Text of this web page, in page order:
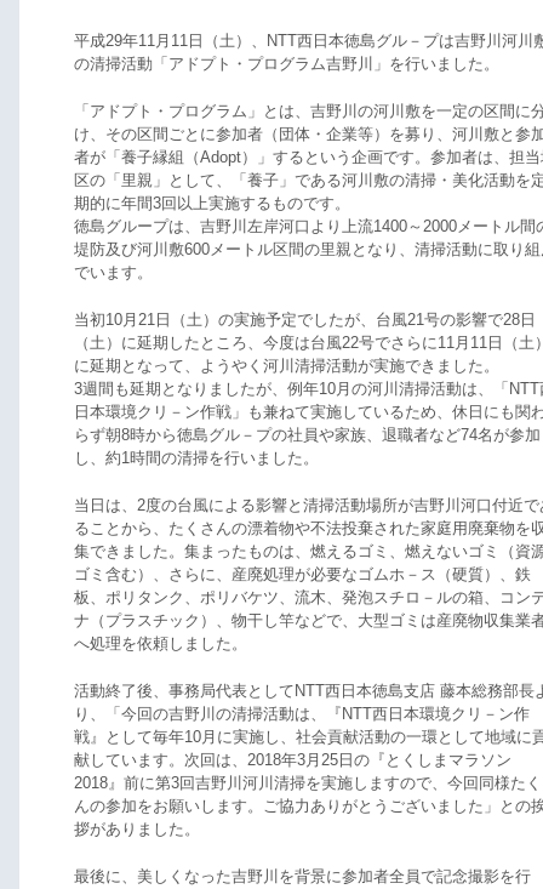
平成29年11月11日（土）、NTT西日本徳島グル－プは吉野川河川
の清掃活動「アドプト・プログラム吉野川」を行いました。
「アドプト・プログラム」とは、吉野川の河川敷を一定の区間に
け、その区間ごとに参加者（団体・企業等）を募り、河川敷と参
者が「養子縁組（Adopt）」するという企画です。参加者は、担
区の「里親」として、「養子」である河川敷の清掃・美化活動を
期的に年間3回以上実施するものです。
徳島グループは、吉野川左岸河口より上流1400～2000メートル間
堤防及び河川敷600メートル区間の里親となり、清掃活動に取り
でいます。
当初10月21日（土）の実施予定でしたが、台風21号の影響で28日
（土）に延期したところ、今度は台風22号でさらに11月11日（土
に延期となって、ようやく河川清掃活動が実施できました。
3週間も延期となりましたが、例年10月の河川清掃活動は、「NTT
日本環境クリ－ン作戦」も兼ねて実施しているため、休日にも関
らず朝8時から徳島グル－プの社員や家族、退職者など74名が参加
し、約1時間の清掃を行いました。
当日は、2度の台風による影響と清掃活動場所が吉野川河口付近で
ることから、たくさんの漂着物や不法投棄された家庭用廃棄物を
集できました。集まったものは、燃えるゴミ、燃えないゴミ（資
ゴミ含む）、さらに、産廃処理が必要なゴムホ－ス（硬質）、鉄
板、ポリタンク、ポリバケツ、流木、発泡スチロ－ルの箱、コン
ナ（プラスチック）、物干し竿などで、大型ゴミは産廃物収集業
へ処理を依頼しました。
活動終了後、事務局代表としてNTT西日本徳島支店 藤本総務部長
り、「今回の吉野川の清掃活動は、『NTT西日本環境クリ－ン作
戦』として毎年10月に実施し、社会貢献活動の一環として地域に
献しています。次回は、2018年3月25日の『とくしまマラソン
2018』前に第3回吉野川河川清掃を実施しますので、今回同様た
んの参加をお願いします。ご協力ありがとうございました」との
拶がありました。
最後に、美しくなった吉野川を背景に参加者全員で記念撮影を行